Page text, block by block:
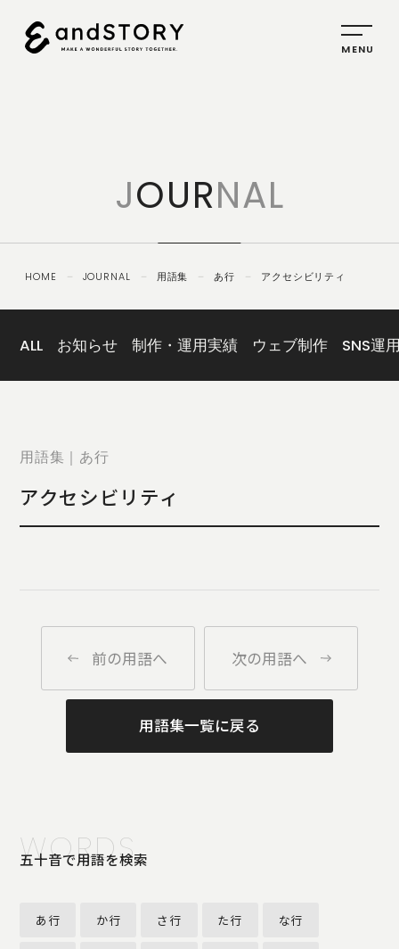
SERVICE
PLANNING
CREATIVE
IDENTITY
ABOUT
US
COMPANY
JOURNAL
CONTACT
US
SECURITY
POLICY
に基づく表
JOURNAL
HOME － JOURNAL － 用語集 － あ行 － アクセシビリティ
ALL お知らせ 制作・運用実績 ウェブ制作 SNS運
用語集｜あ行
アクセシビリティ
前の用語へ 次の用語へ
用語集一覧に戻る
WORDS
五十音で用語を検索
あ行 か行 さ行 た行 な行